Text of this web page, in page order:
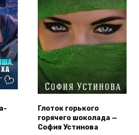
Глоток горького
горячего шоколада —
София Устинова